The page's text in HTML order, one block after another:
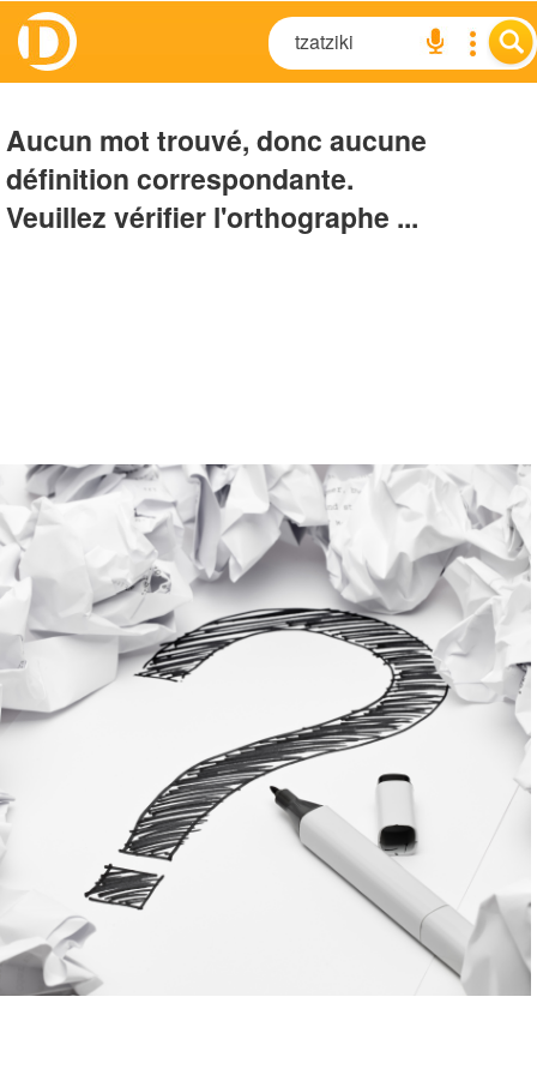
Aucun mot trouvé, donc aucune
définition correspondante.
Veuillez vérifier l'orthographe ...